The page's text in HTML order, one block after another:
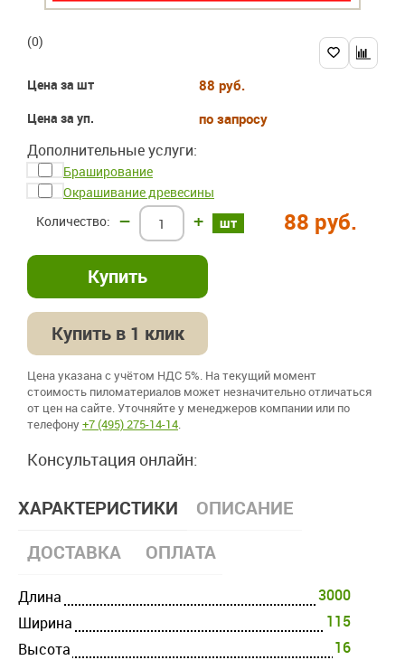
(0)
Цена за шт 88 руб.
Цена за уп. по запросу
Дополнительные услуги:
Браширование
Окрашивание древесины
шт
– + 88 руб.
Купить в 1 клик
Цена указана с учётом НДС 5%. На текущий момент
стоимость пиломатериалов может незначительно отличаться
от цен на сайте. Уточняйте у менеджеров компании или по
телефону+7 (495) 275-14-14.
Консультация онлайн:
ХАРАКТЕРИСТИКИ
ОПИСАНИЕ
ДОСТАВКА
ОПЛАТА
Длина
3000
Ширина
115
Высота
16